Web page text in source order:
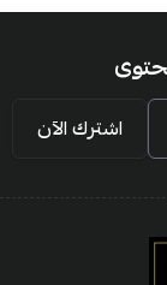
اشترك الآن